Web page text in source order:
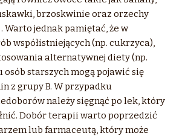
brzoskwinie oraz orzechy
. Warto jednak pamiętać, że w
b współistniejących (np. cukrzyca),
alternatywnej diety (np.
osób starszych mogą pojawić się
z grupyB. W przypadku
należy sięgnąć po lek, który
Dobór terapii warto poprzedzić
lub farmaceutą, którymoże